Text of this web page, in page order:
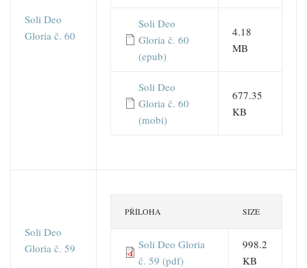
Soli Deo
Gloria č. 60
Soli Deo
Gloria č. 60
(epub)
4.18
MB
Soli Deo
Gloria č. 60
(mobi)
677.35
KB
Soli Deo
Gloria č. 59
PŘÍLOHA SIZE
Soli Deo Gloria
č. 59 (pdf)
998.2
KB